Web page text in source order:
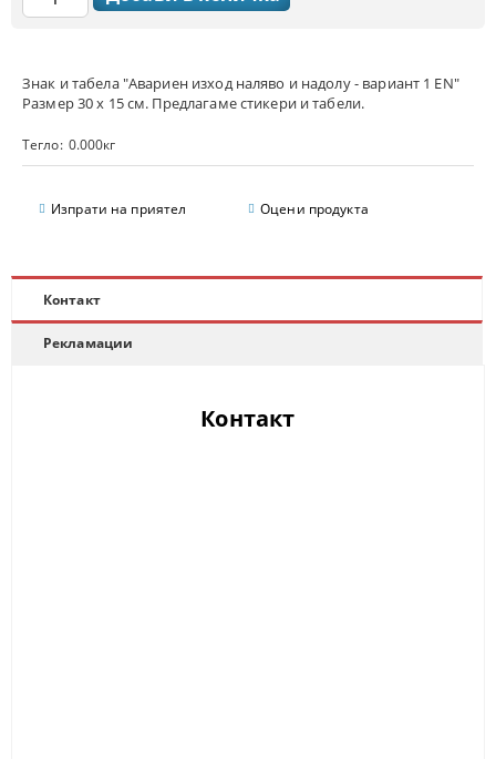
Знак и табела "Авариен изход наляво и надолу - вариант 1 EN"
Размер 30 х 15 см. Предлагаме стикери и табели.
Тегло: 0.000кг
Изпрати на приятел Оцени продукта
Контакт
Рекламации
Контакт